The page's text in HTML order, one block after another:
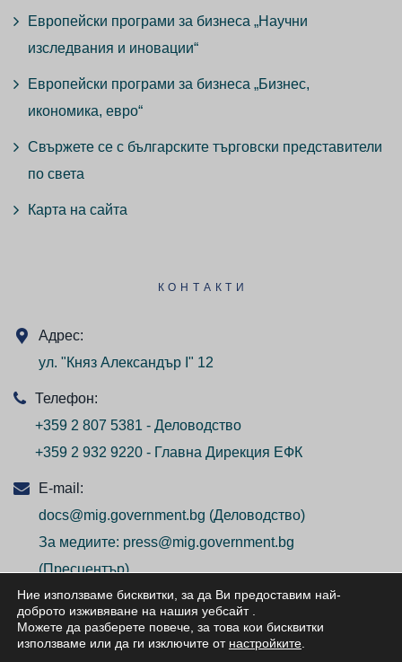
Европейски програми за бизнеса „Научни
изследвания и иновации“
Европейски програми за бизнеса „Бизнес,
икономика, евро“
Свържете се с българските търговски представители
по света
Карта на сайта
КОНТАКТИ
Адрес:
ул. "Княз Александър I" 12
Телефон:
+359 2 807 5381 - Деловодство
+359 2 932 9220 - Главна Дирекция ЕФК
E-mail:
docs@mig.government.bg (Деловодство)
За медиите: press@mig.government.bg
(Пресцентър)
Ние използваме бисквитки, за да Ви предоставим най-
доброто изживяване на нашия уебсайт.
Можете да разберете повече, за това кои бисквитки
използваме или да ги изключите от настройките